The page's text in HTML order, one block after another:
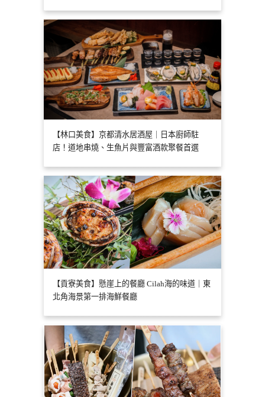
【林口美食】京都清水居酒屋｜日本廚師駐
店！道地串燒、生魚片與豐富酒款聚餐首選
【貢寮美食】懸崖上的餐廳 Cilah海的味道｜東
北角海景第一排海鮮餐廳